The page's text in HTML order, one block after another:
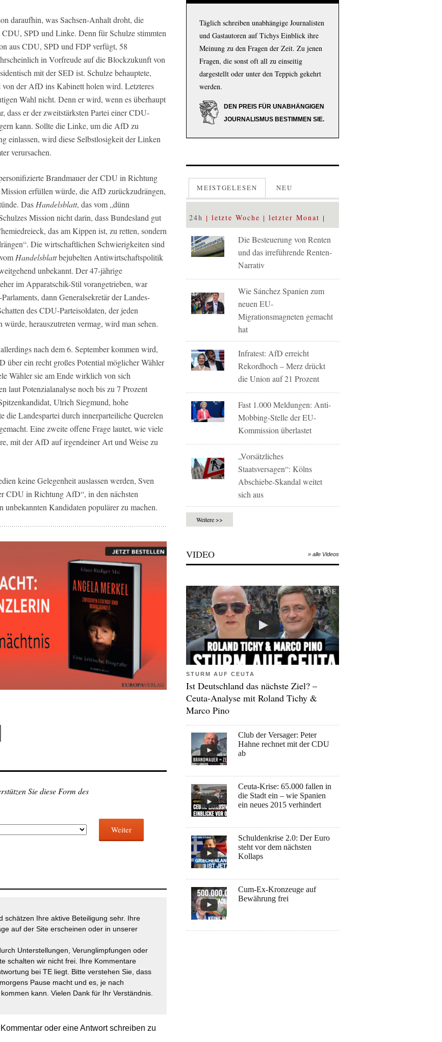
daraufhin, was Sachsen-Anhalt droht, die
SPD und Linke. Denn für Schulze stimmten
aus CDU, SPD und FDP verfügt, 58
in Vorfreude auf die Blockzukunft von
mit der SED ist. Schulze behauptete,
der AfD ins Kabinett holen wird. Letzteres
Wahl nicht. Denn er wird, wenn es überhaupt
dass er der zweitstärksten Partei einer CDU-
kann. Sollte die Linke, um die AfD zu
einlassen, wird diese Selbstlosigkeit der Linken
verursachen.
Brandmauer der CDU in Richtung
erfüllen würde, die AfD zurückzudrängen,
Das Handelsblatt, das vom „dünn
Mission nicht darin, dass Bundesland gut
das am Kippen ist, zu retten, sondern
Die wirtschaftlichen Schwierigkeiten sind
Handelsblattbejubelten Antiwirtschaftspolitik
unbekannt. Der 47-jährige
im Apparatschik-Stil vorangetrieben, war
dann Generalsekretär der Landes-
des CDU-Parteisoldaten, der jeden
herauszutreten vermag, wird man sehen.
nach dem 6. September kommen wird,
über ein recht großes Potential möglicher Wähler
Wähler sie am Ende wirklich von sich
laut Potenzialanalyse noch bis zu 7 Prozent
Ulrich Siegmund, hohe
die Landespartei durch innerparteiliche Querelen
Eine zweite offene Frage lautet, wie viele
mit der AfD auf irgendeiner Art und Weise zu
keine Gelegenheit auslassen werden, Sven
CDU in Richtung AfD“, in den nächsten
Kandidaten populärer zu machen.
Sie diese Form des
Weiter
schätzen Ihre aktive Beteiligung sehr. Ihre
auf der Site erscheinen oder in unserer
Unterstellungen, Verunglimpfungen oder
schalten wir nicht frei. Ihre Kommentare
bei TE liegt. Bitte verstehen Sie, dass
Pause macht und es, je nach
kann. Vielen Dank für Ihr Verständnis.
oder eine Antwort schreiben zu
Täglich schreiben unabhängige Journalisten
und Gastautoren auf Tichys Einblick ihre
Meinung zu den Fragen der Zeit. Zu jenen
Fragen, die sonst oft all zu einseitig
dargestellt oder unter den Teppich gekehrt
werden.
DEN PREIS FÜR UNABHÄNGIGEN
JOURNALISMUS BESTIMMEN SIE.
MEISTGELESEN NEU
24h letzte Woche letzter Monat
Die Besteuerung von Renten
und das irreführende Renten-
Narrativ
Wie Sánchez Spanien zum
neuen EU-
Migrationsmagneten gemacht
hat
Infratest: AfD erreicht
Rekordhoch – Merz drückt
die Union auf 21 Prozent
Fast 1.000 Meldungen: Anti-
Mobbing-Stelle der EU-
Kommission überlastet
„Vorsätzliches
Staatsversagen“: Kölns
Abschiebe-Skandal weitet
sich aus
Weitere >>
VIDEO » alle Videos
STURM AUF CEUTA
Ist Deutschland das nächste Ziel? –
Ceuta-Analyse mit Roland Tichy &
Marco Pino
Club der Versager: Peter
Hahne rechnet mit der CDU
ab
Ceuta-Krise: 65.000 fallen in
die Stadt ein – wie Spanien
ein neues 2015 verhindert
Schuldenkrise 2.0: Der Euro
steht vor dem nächsten
Kollaps
Cum-Ex-Kronzeuge auf
Bewährung frei